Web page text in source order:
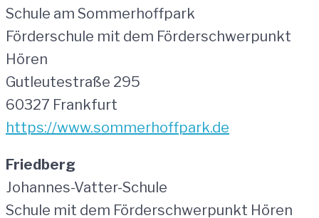
Schule am Sommerhoffpark
Förderschule mit dem Förderschwerpunkt
Hören
Gutleutestraße 295
60327 Frankfurt
https://www.sommerhoffpark.de
Friedberg
Johannes-Vatter-Schule
Schule mit dem Förderschwerpunkt Hören